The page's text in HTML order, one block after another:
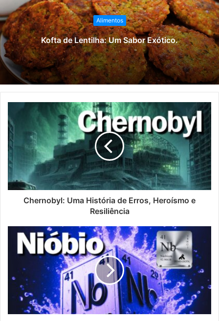
Alimentos
Kofta de Lentilha: Um Sabor Exótico.
Chernobyl: Uma História de Erros, Heroísmo e
Resiliência